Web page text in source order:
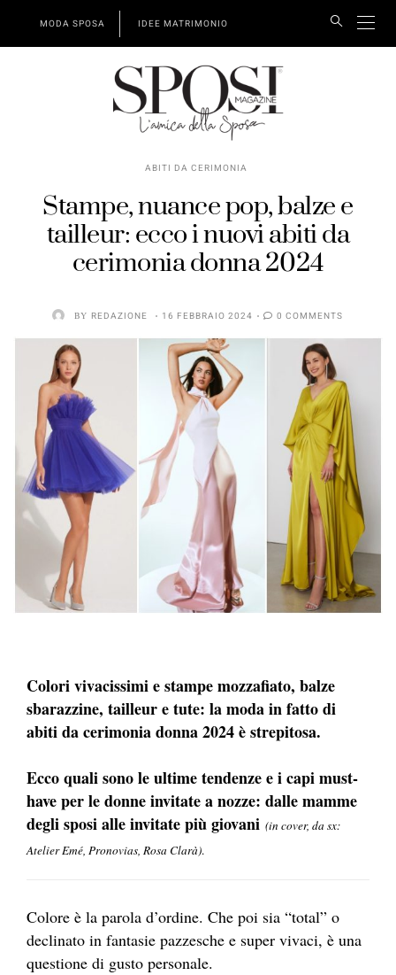
MODA SPOSA IDEE MATRIMONIO
ABITI DA CERIMONIA
Stampe, nuance pop, balze e
tailleur: ecco i nuovi abiti da
cerimonia donna 2024
BY REDAZIONE 16 FEBBRAIO 2024 0 COMMENTS
Colori vivacissimi e stampe mozzafiato, balze
sbarazzine, tailleur e tute: la moda in fatto di
abiti da cerimonia donna 2024 è strepitosa.
Ecco quali sono le ultime tendenze e i capi must-
have per le donne invitate a nozze: dalle mamme
degli sposi alle invitate più giovani (in cover, da sx:
Atelier Emé, Pronovias, Rosa Clarà).
Colore è la parola d’ordine. Che poi sia “total” o
declinato in fantasie pazzesche e super vivaci, è una
questione di gusto personale.